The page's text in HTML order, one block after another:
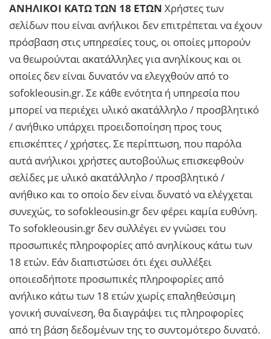
ΑΝΗΛΙΚΟΙ ΚΑΤΩ ΤΩΝ 18 ΕΤΩΝ Χρήστες των
σελίδων που είναι ανήλικοι δεν επιτρέπεται να έχουν
πρόσβαση στις υπηρεσίες τους, οι οποίες μπορούν
να θεωρούνται ακατάλληλες για ανηλίκους και οι
οποίες δεν είναι δυνατόν να ελεγχθούν από το
sofokleousin.gr. Σε κάθε ενότητα ή υπηρεσία που
μπορεί να περιέχει υλικό ακατάλληλο / προσβλητικό
/ ανήθικο υπάρχει προειδοποίηση προς τους
επισκέπτες / χρήστες. Σε περίπτωση, που παρόλα
αυτά ανήλικοι χρήστες αυτοβούλως επισκεφθούν
σελίδες με υλικό ακατάλληλο / προσβλητικό /
ανήθικο και το οποίο δεν είναι δυνατό να ελέγχεται
συνεχώς, το sofokleousin.gr δεν φέρει καμία ευθύνη.
Το sofokleousin.gr δεν συλλέγει εν γνώσει του
προσωπικές πληροφορίες από ανηλίκους κάτω των
18 ετών. Εάν διαπιστώσει ότι έχει συλλέξει
οποιεσδήποτε προσωπικές πληροφορίες από
ανήλικο κάτω των 18 ετών χωρίς επαληθεύσιμη
γονική συναίνεση, θα διαγράψει τις πληροφορίες
από τη βάση δεδομένων της το συντομότερο δυνατό.